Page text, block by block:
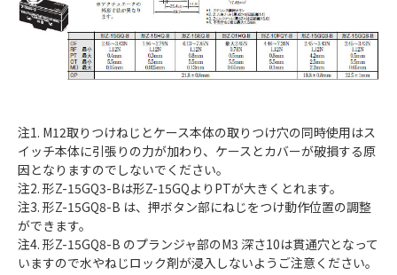
注1. M12取りつけねじとケース本体の取りつけ穴の同時使用はス
イッチ本体に引張りの力が加わり、ケースとカバーが破損する原
因となりますのでしないでください。
注2. 形Z-15GQ3-Bは形Z-15GQよりPTが大きくとれます。
注3. 形Z-15GQ8-B は、押ボタン部にねじをつけ動作位置の調整
ができます。
注4. 形Z-15GQ8-B のプランジャ部のM3 深さ10は貫通穴となって
いますので水やねじロック剤が浸入しないようご注意ください。